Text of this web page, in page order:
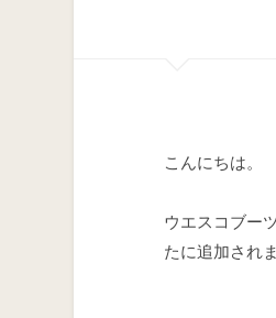
こんにちは。
ウエスコブー
たに追加され